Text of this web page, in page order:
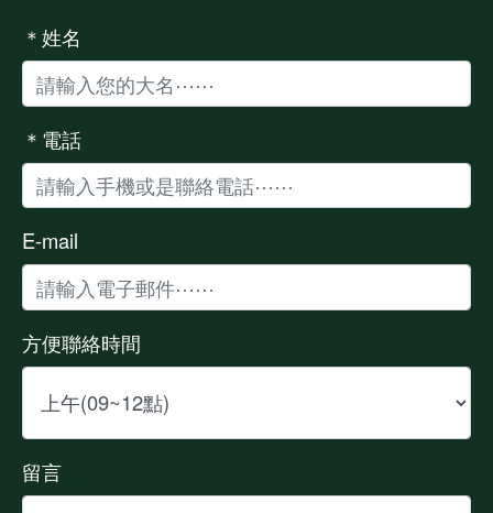
＊姓名
＊電話
E-mail
方便聯絡時間
留言